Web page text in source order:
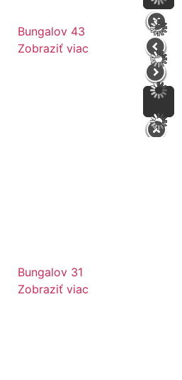
Bungalov 43
Zobraziť viac
Bungalov 31
Zobraziť viac